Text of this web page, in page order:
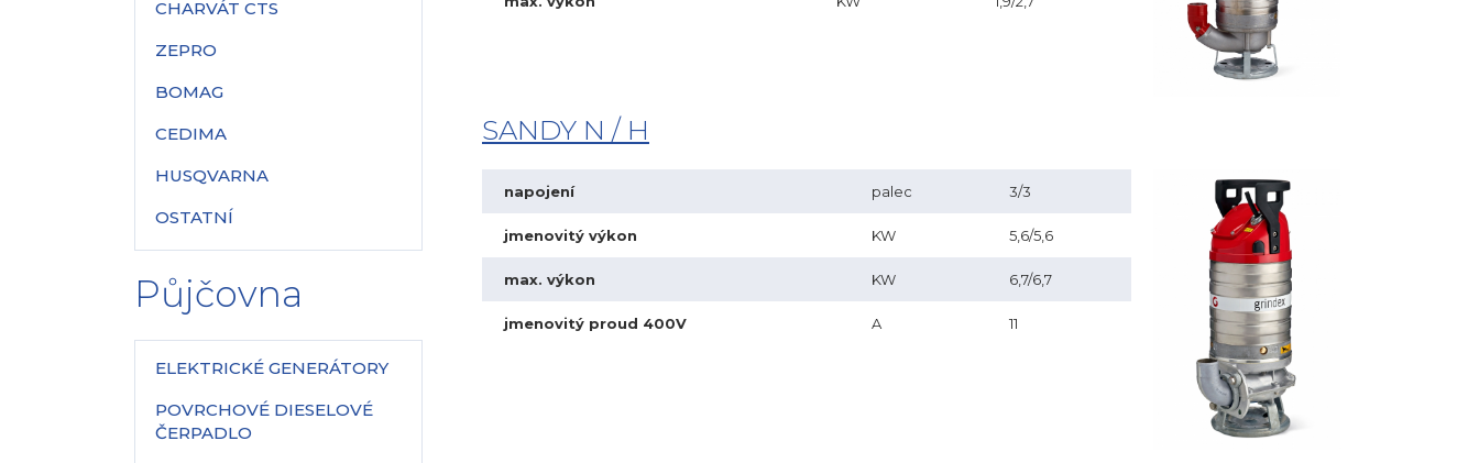
CHARVÁT CTS
ZEPRO
BOMAG
CEDIMA
HUSQVARNA
OSTATNÍ
Půjčovna
ELEKTRICKÉ GENERÁTORY
POVRCHOVÉ DIESELOVÉ
ČERPADLO
SANDY N / H
napojení palec 3/3
jmenovitý výkon KW 5,6/5,6
max. výkon KW 6,7/6,7
jmenovitý proud 400V A 11